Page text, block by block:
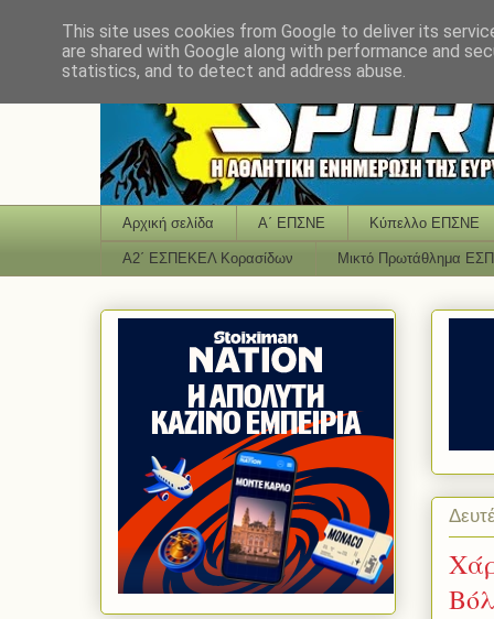
Αρχική σελίδα Α΄ ΕΠΣΝΕ Κύπελλο ΕΠΣΝΕ
Α2΄ ΕΣΠΕΚΕΛ Κορασίδων Μικτό Πρωτάθλημα
This site uses cookies from Google to deliver its
are shared with Google along with performance and
statistics, and to detect and address abuse.